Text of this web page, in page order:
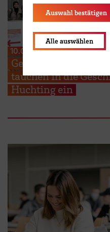
10.07.2026
Genaues Hinhören:
tauchen in die
Huchting ein
Auswahl bestätigen
Alle auswählen